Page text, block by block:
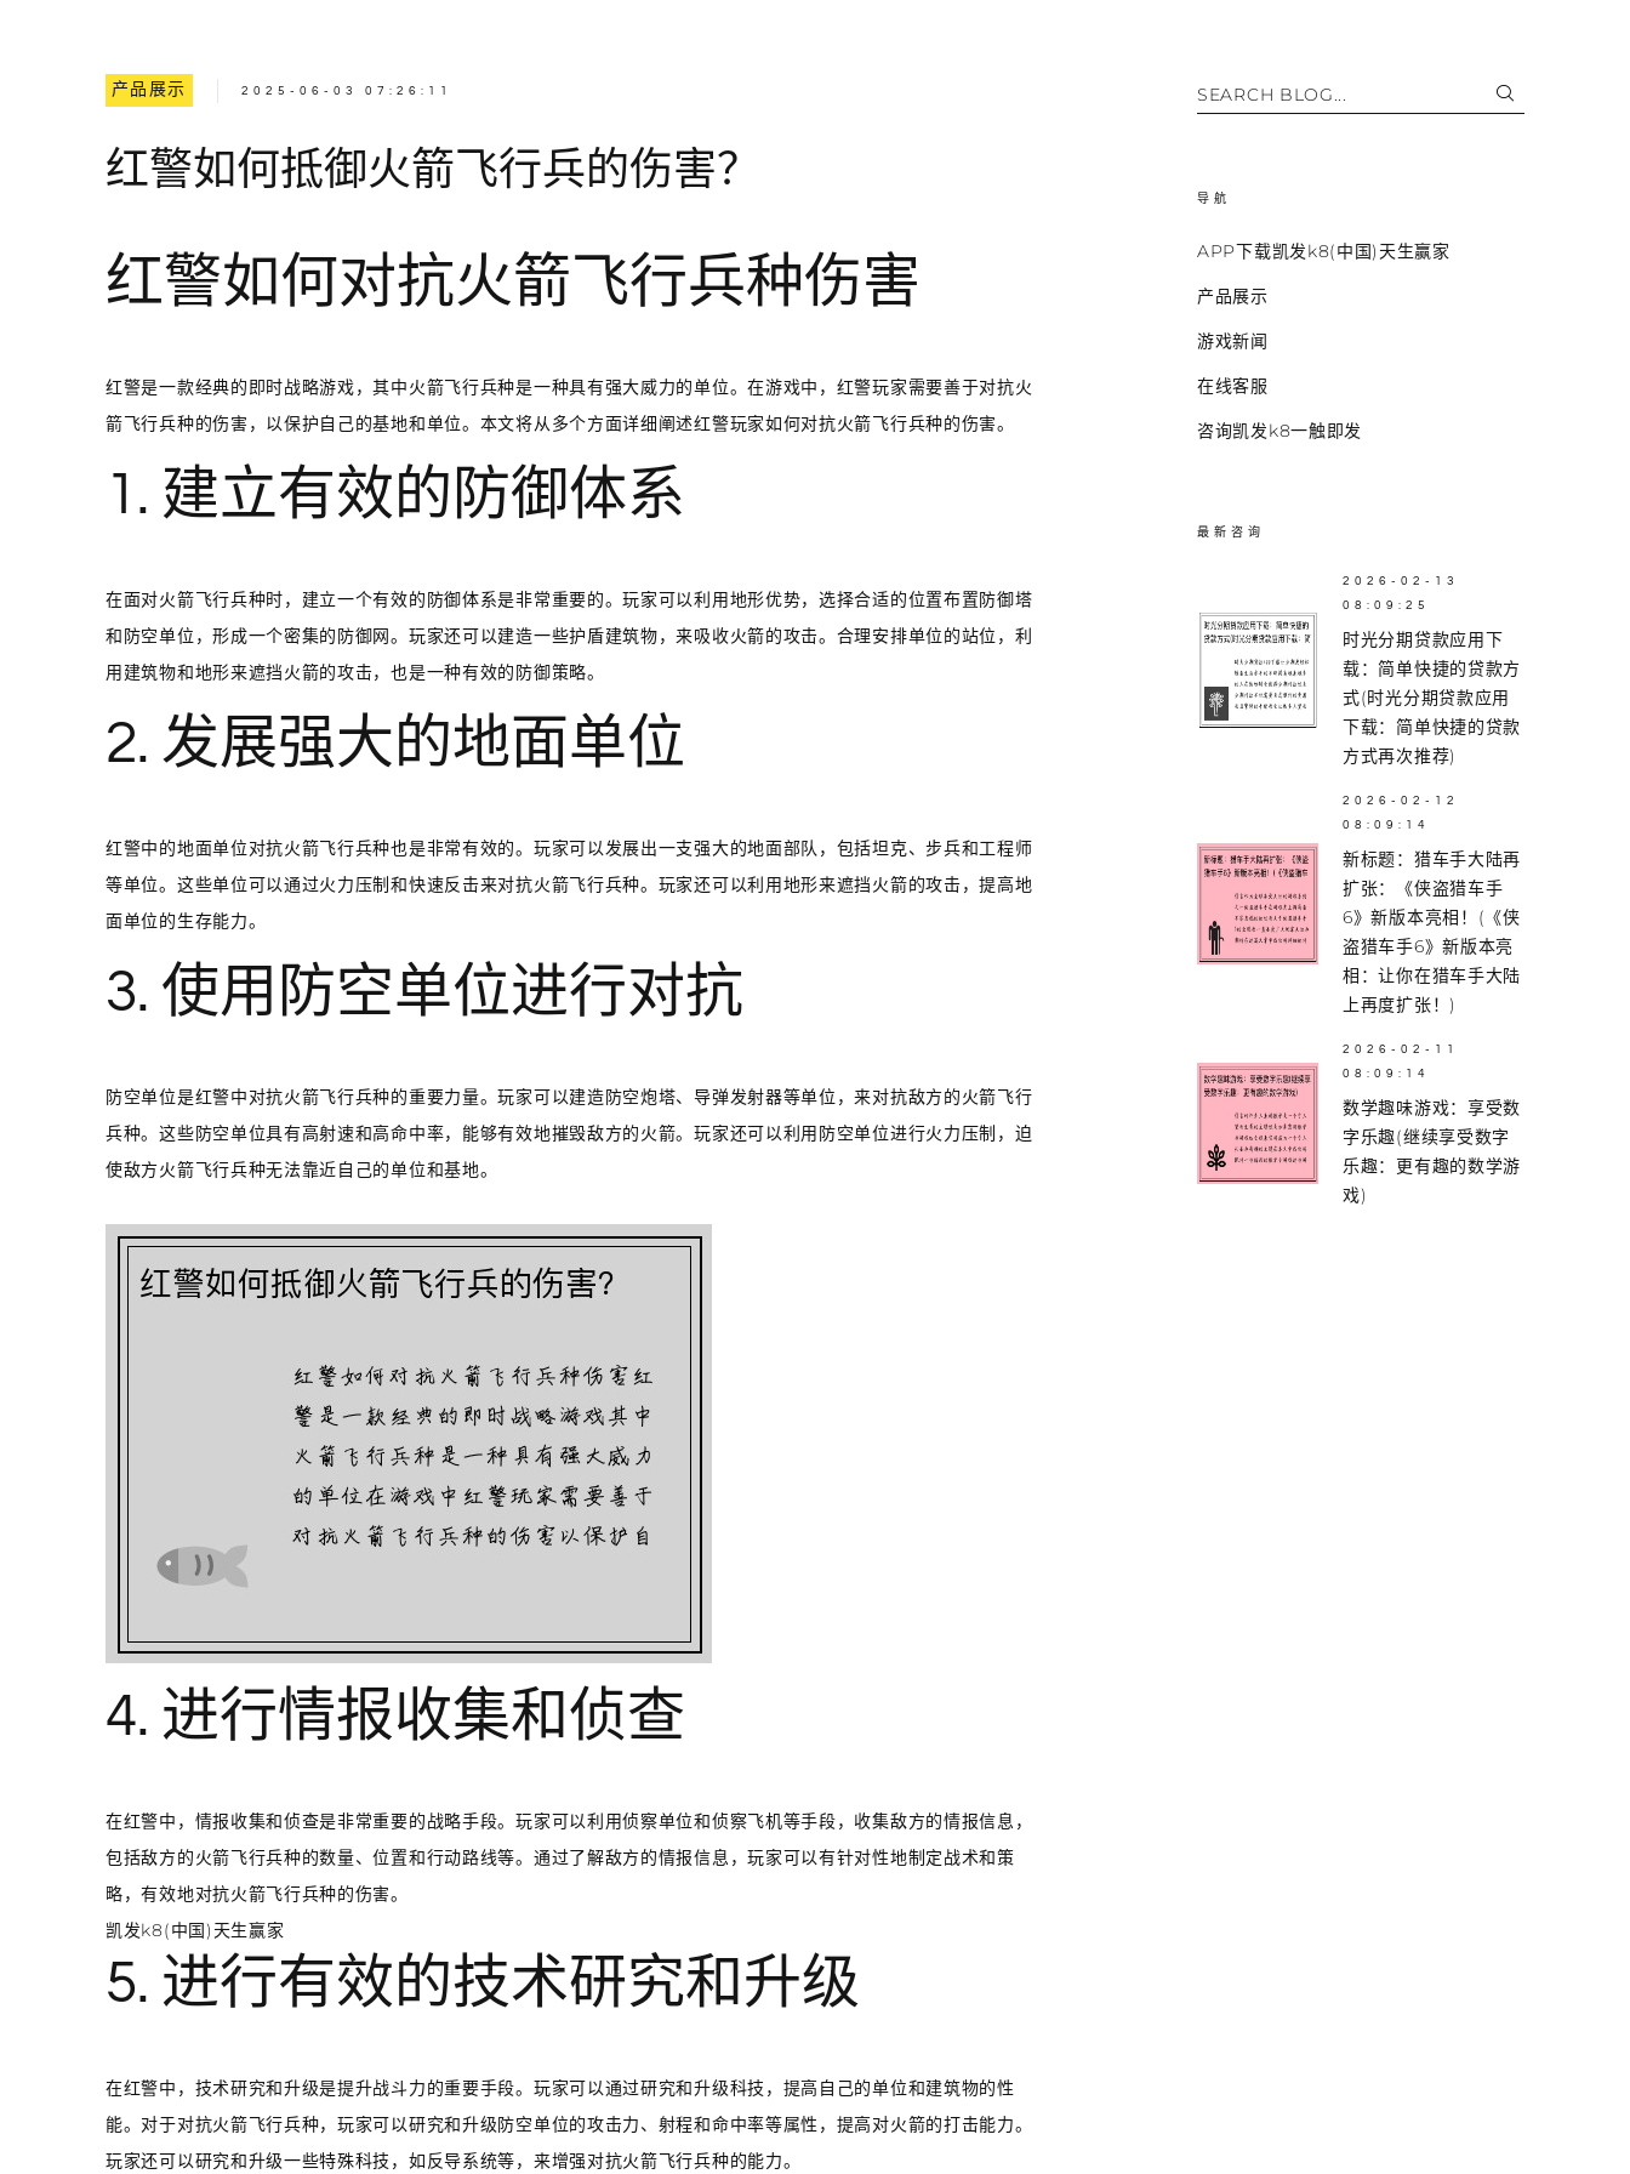
产品展示 2025-06-03 07:26:11
红警如何抵御火箭飞行兵的伤害？
红警如何对抗火箭飞行兵种伤害
红警是一款经典的即时战略游戏，其中火箭飞行兵种是一种具有强大威力的单位。在游戏中，红警玩家需要善于对抗火
箭飞行兵种的伤害，以保护自己的基地和单位。本文将从多个方面详细阐述红警玩家如何对抗火箭飞行兵种的伤害。
1. 建立有效的防御体系
在面对火箭飞行兵种时，建立一个有效的防御体系是非常重要的。玩家可以利用地形优势，选择合适的位置布置防御塔
和防空单位，形成一个密集的防御网。玩家还可以建造一些护盾建筑物，来吸收火箭的攻击。合理安排单位的站位，利
用建筑物和地形来遮挡火箭的攻击，也是一种有效的防御策略。
2. 发展强大的地面单位
红警中的地面单位对抗火箭飞行兵种也是非常有效的。玩家可以发展出一支强大的地面部队，包括坦克、步兵和工程师
等单位。这些单位可以通过火力压制和快速反击来对抗火箭飞行兵种。玩家还可以利用地形来遮挡火箭的攻击，提高地
面单位的生存能力。
3. 使用防空单位进行对抗
防空单位是红警中对抗火箭飞行兵种的重要力量。玩家可以建造防空炮塔、导弹发射器等单位，来对抗敌方的火箭飞行
兵种。这些防空单位具有高射速和高命中率，能够有效地摧毁敌方的火箭。玩家还可以利用防空单位进行火力压制，迫
使敌方火箭飞行兵种无法靠近自己的单位和基地。
4. 进行情报收集和侦查
在红警中，情报收集和侦查是非常重要的战略手段。玩家可以利用侦察单位和侦察飞机等手段，收集敌方的情报信息，
包括敌方的火箭飞行兵种的数量、位置和行动路线等。通过了解敌方的情报信息，玩家可以有针对性地制定战术和策
略，有效地对抗火箭飞行兵种的伤害。
凯发k8(中国)天生赢家
5. 进行有效的技术研究和升级
在红警中，技术研究和升级是提升战斗力的重要手段。玩家可以通过研究和升级科技，提高自己的单位和建筑物的性
能。对于对抗火箭飞行兵种，玩家可以研究和升级防空单位的攻击力、射程和命中率等属性，提高对火箭的打击能力。
玩家还可以研究和升级一些特殊科技，如反导系统等，来增强对抗火箭飞行兵种的能力。
SEARCH BLOG...
导航
APP下载凯发k8(中国)天生赢家
产品展示
游戏新闻
在线客服
咨询凯发k8一触即发
最新咨询
2026-02-13
08:09:25
时光分期贷款应用下
载：简单快捷的贷款方
式(时光分期贷款应用
下载：简单快捷的贷款
方式再次推荐)
2026-02-12
08:09:14
新标题：猎车手大陆再
扩张：《侠盗猎车手
6》新版本亮相！(《侠
盗猎车手6》新版本亮
相：让你在猎车手大陆
上再度扩张！)
2026-02-11
08:09:14
数学趣味游戏：享受数
字乐趣(继续享受数字
乐趣：更有趣的数学游
戏)